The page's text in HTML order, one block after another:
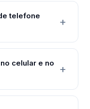
telefone
celular e no